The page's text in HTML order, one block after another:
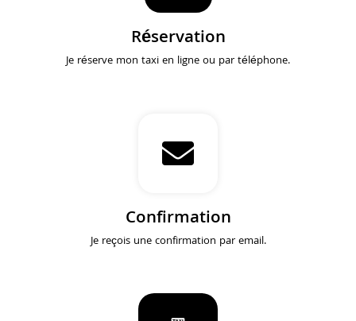
Réservation
Je réserve mon taxi en ligne ou par téléphone.
Confirmation
Je reçois une confirmation par email.